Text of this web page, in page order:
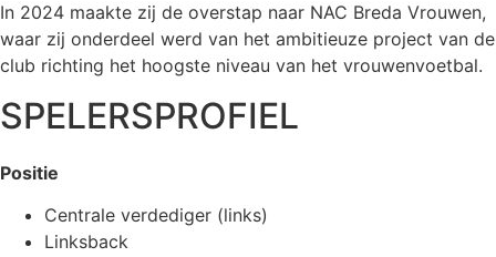
In 2024 maakte zij de overstap naar NAC Breda Vrouwen,
waar zij onderdeel werd van het ambitieuze project van de
club richting het hoogste niveau van het vrouwenvoetbal.
SPELERSPROFIEL
Positie
Centrale verdediger (links)
Linksback